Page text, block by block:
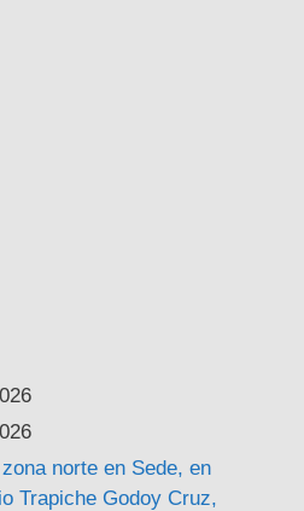
norte en Sede, en
Trapiche Godoy Cruz,